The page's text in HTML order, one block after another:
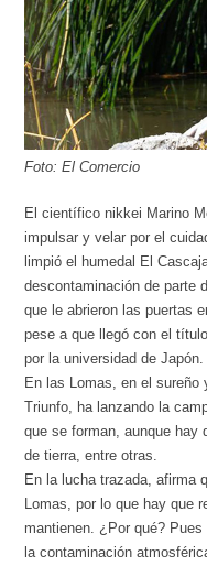
Foto: El Comercio
El científico nikkei Marino
impulsar y velar por el
limpió el humedal El
descontaminación de parte
que le abrieron las puertas
pese a que llegó con el
por la universidad de Japón.
En las Lomas, en el sureño
Triunfo, ha lanzando la
que se forman, aunque hay
de tierra, entre otras.
En la lucha trazada, afirma
Lomas, por lo que hay que
mantienen. ¿Por qué?
la contaminación